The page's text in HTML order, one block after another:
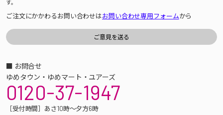
す。
ご注文にかかわるお問い合わせはお問い合わせ専用フォームから
■ お問合せ
ゆめタウン・ゆめマート・ユアーズ
0120-37-1947
［受付時間］あさ10時～夕方6時